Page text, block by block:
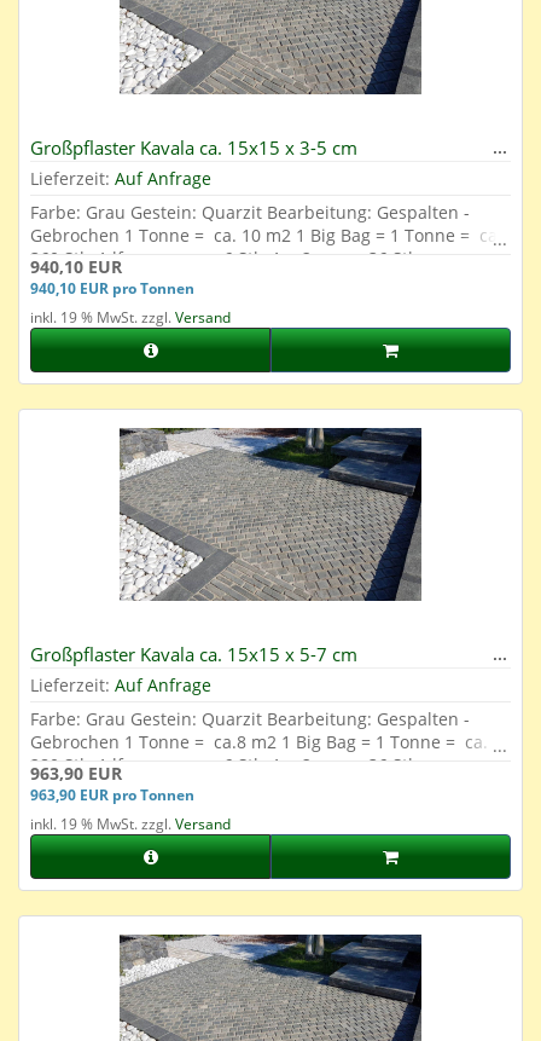
Großpflaster Kavala ca. 15x15 x 3-5 cm
Lieferzeit: Auf Anfrage
Farbe: Grau Gestein: Quarzit Bearbeitung: Gespalten -
Gebrochen 1 Tonne = ca. 10 m2 1 Big Bag = 1 Tonne = ca.
360 Stk. 1 lfm. = ca. ca. 6 Stk. 1 m2 = ca. 36 Stk.
940,10 EUR
940,10 EUR pro Tonnen
inkl. 19 % MwSt. zzgl.Versand
Großpflaster Kavala ca. 15x15 x 5-7 cm
Lieferzeit: Auf Anfrage
Farbe: Grau Gestein: Quarzit Bearbeitung: Gespalten -
Gebrochen 1 Tonne = ca.8 m2 1 Big Bag = 1 Tonne = ca.
280 Stk. 1 lfm. = ca. ca. 6 Stk. 1 m2 = ca. 36 Stk.
963,90 EUR
963,90 EUR pro Tonnen
inkl. 19 % MwSt. zzgl.Versand